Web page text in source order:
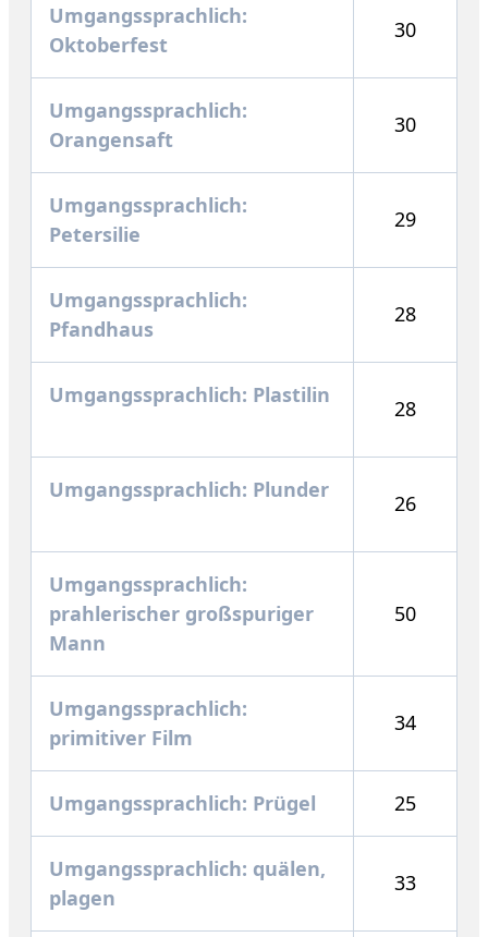
Umgangssprachlich:
Oktoberfest
30
Umgangssprachlich:
Orangensaft
30
Umgangssprachlich:
Petersilie
29
Umgangssprachlich:
Pfandhaus
28
Umgangssprachlich: Plastilin
28
Umgangssprachlich: Plunder
26
Umgangssprachlich:
prahlerischer großspuriger
Mann
50
Umgangssprachlich:
primitiver Film
34
Umgangssprachlich: Prügel 25
Umgangssprachlich: quälen,
plagen
33